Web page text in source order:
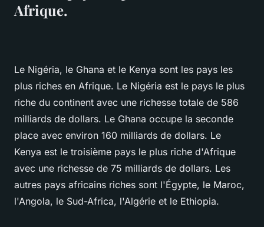
Afrique.
Le Nigéria, le Ghana et le Kenya sont les pays les
plus riches en Afrique. Le Nigéria est le pays le plus
riche du continent avec une richesse totale de 586
milliards de dollars. Le Ghana occupe la seconde
place avec environ 160 milliards de dollars. Le
Kenya est le troisième pays le plus riche d'Afrique
avec une richesse de 75 milliards de dollars. Les
autres pays africains riches sont l'Égypte, le Maroc,
l'Angola, le Sud-Africa, l'Algérie et le Ethiopia.